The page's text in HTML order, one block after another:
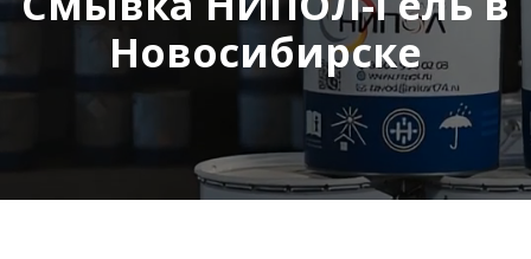
Новосибирске